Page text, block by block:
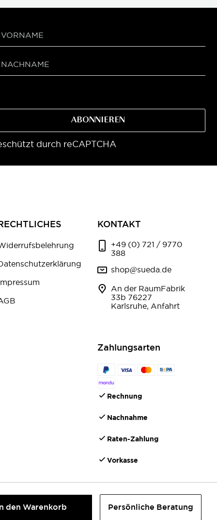
den Warenkorb Persönliche Beratung
ABONNIEREN
durch reCAPTCHA
KONTAKT
+49 (0) 721 / 9770
388
shop@sueda.de
An der RaumFabrik
33b 76227
Karlsruhe, Anfahrt
Zahlungsarten
Rechnung
Nachnahme
Raten-Zahlung
Vorkasse
©2026 IONTO Health & Beauty